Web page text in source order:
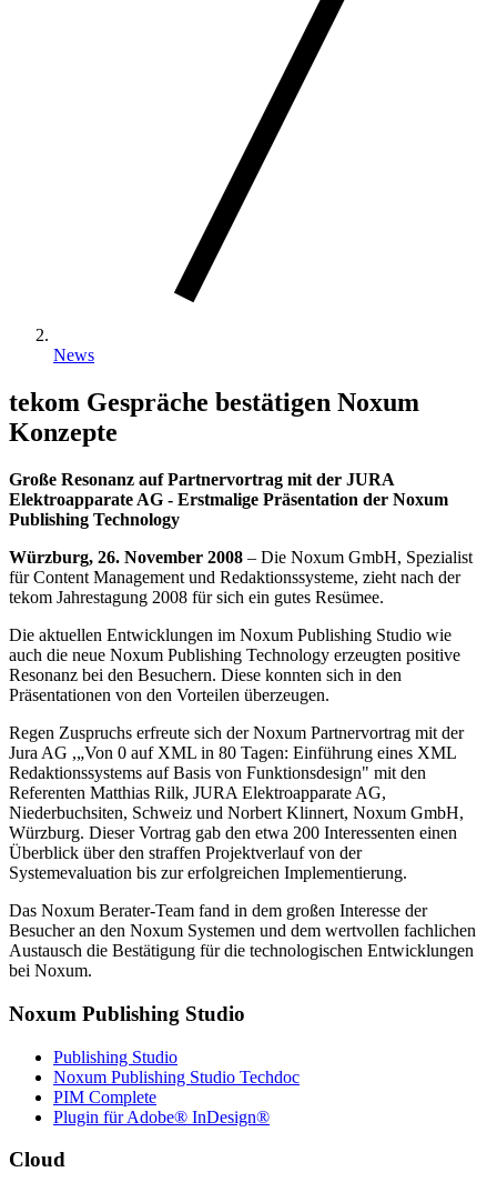
News
tekom Gespräche bestätigen Noxum
Konzepte
Große Resonanz auf Partnervortrag mit der JURA
Elektroapparate AG - Erstmalige Präsentation der Noxum
Publishing Technology
Würzburg, 26. November 2008 – Die Noxum GmbH, Spezialist
für Content Management und Redaktionssysteme, zieht nach der
tekom Jahrestagung 2008 für sich ein gutes Resümee.
Die aktuellen Entwicklungen im Noxum Publishing Studio wie
auch die neue Noxum Publishing Technology erzeugten positive
Resonanz bei den Besuchern. Diese konnten sich in den
Präsentationen von den Vorteilen überzeugen.
Regen Zuspruchs erfreute sich der Noxum Partnervortrag mit der
Jura AG ,„Von 0 auf XML in 80 Tagen: Einführung eines XML
Redaktionssystems auf Basis von Funktionsdesign" mit den
Referenten Matthias Rilk, JURA Elektroapparate AG,
Niederbuchsiten, Schweiz und Norbert Klinnert, Noxum GmbH,
Würzburg. Dieser Vortrag gab den etwa 200 Interessenten einen
Überblick über den straffen Projektverlauf von der
Systemevaluation bis zur erfolgreichen Implementierung.
Das Noxum Berater-Team fand in dem großen Interesse der
Besucher an den Noxum Systemen und dem wertvollen fachlichen
Austausch die Bestätigung für die technologischen Entwicklungen
bei Noxum.
Noxum Publishing Studio
Publishing Studio
Noxum Publishing Studio Techdoc
PIM Complete
Plugin für Adobe® InDesign®
Cloud